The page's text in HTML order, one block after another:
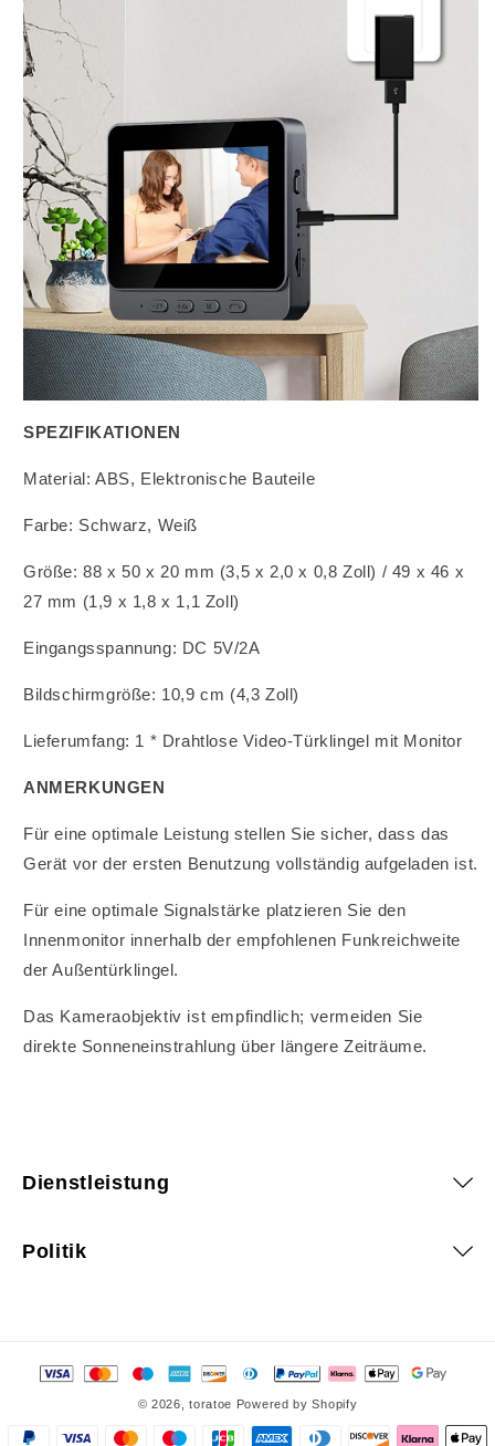
SPEZIFIKATIONEN
Material: ABS, Elektronische Bauteile
Farbe: Schwarz, Weiß
Größe: 88 x 50 x 20 mm (3,5 x 2,0 x 0,8 Zoll) / 49 x 46 x
27 mm (1,9 x 1,8 x 1,1 Zoll)
Eingangsspannung: DC 5V/2A
Bildschirmgröße: 10,9 cm (4,3 Zoll)
Lieferumfang: 1 * Drahtlose Video-Türklingel mit Monitor
ANMERKUNGEN
Für eine optimale Leistung stellen Sie sicher, dass das
Gerät vor der ersten Benutzung vollständig aufgeladen ist.
Für eine optimale Signalstärke platzieren Sie den
Innenmonitor innerhalb der empfohlenen Funkreichweite
der Außentürklingel.
Das Kameraobjektiv ist empfindlich; vermeiden Sie
direkte Sonneneinstrahlung über längere Zeiträume.
Dienstleistung
Politik
Zahlungsmethoden
© 2026,toratoe Powered by Shopify